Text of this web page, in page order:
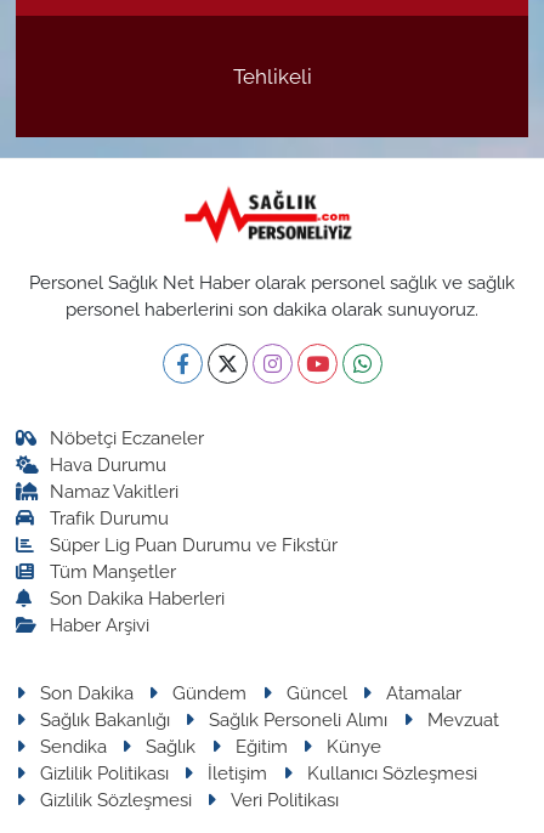
Tehlikeli
Personel Sağlık Net Haber olarak personel sağlık ve sağlık
personel haberlerini son dakika olarak sunuyoruz.
Nöbetçi Eczaneler
Hava Durumu
Namaz Vakitleri
Trafik Durumu
Süper Lig Puan Durumu ve Fikstür
Tüm Manşetler
Son Dakika Haberleri
Haber Arşivi
Son Dakika Gündem Güncel
Atamalar
Sağlık Bakanlığı
Sağlık Personeli Alımı
Mevzuat
Sendika
Sağlık Eğitim
Künye
Gizlilik Politikası
İletişim
Kullanıcı Sözleşmesi
Gizlilik Sözleşmesi
Veri Politikası